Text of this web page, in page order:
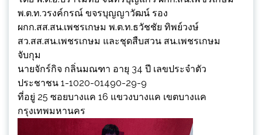
พ.ต.ท.วรงค์กรณ์ ขจรบุญญาวัฒน์ รอง
ผกก.สส.สน.เพชรเกษม พ.ต.ท.ธวัชชัย ทิพย์วงษ์
สว.สส.สน.เพชรเกษม และชุดสืบสวน สน.เพชรเกษม
จับกุม
นายจักร์กิจ กลิ่นมณฑา อายุ 34 ปี เลขประจำตัว
ประชาชน 1-1020-01490-29-9
ที่อยู่ 25 ซอยบางแค 16 แขวงบางแค เขตบางแค
กรุงเทพมหานคร